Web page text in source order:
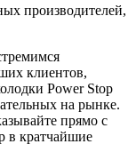
производителей,
клиентов,
Power Stop
на рынке.
прямо с
в кратчайшие